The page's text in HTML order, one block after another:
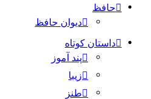
حافظ
دیوان حافظ
داستان کوتاه
پند آموز
زیبا
طنز